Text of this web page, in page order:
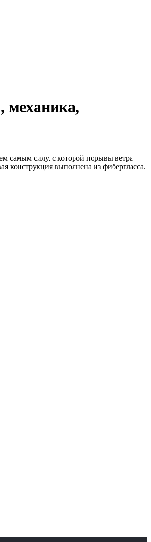
механика,
самым силу, с которой порывы ветра
конструкция выполнена из фибергласса.